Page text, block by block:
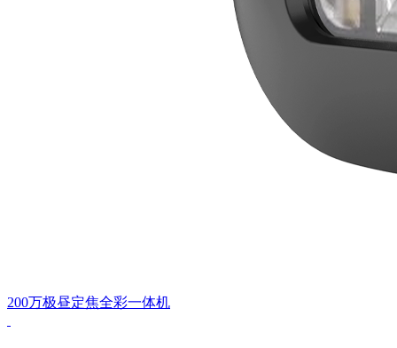
200万极昼定焦全彩一体机